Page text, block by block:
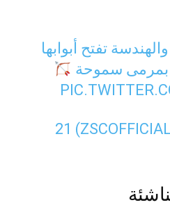
تفتح أبوابها
بمرمى سموحة
21